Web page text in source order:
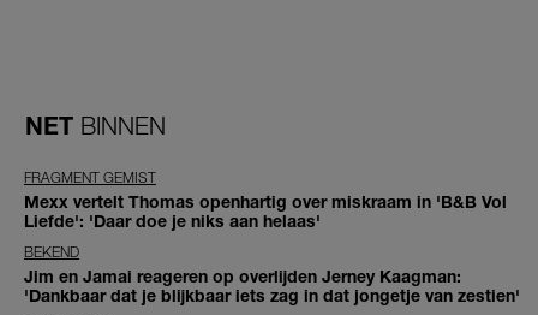
NET BINNEN
FRAGMENT GEMIST
Mexx vertelt Thomas openhartig over miskraam in 'B&B Vol
Liefde': 'Daar doe je niks aan helaas'
BEKEND
Jim en Jamai reageren op overlijden Jerney Kaagman:
'Dankbaar dat je blijkbaar iets zag in dat jongetje van zestien'